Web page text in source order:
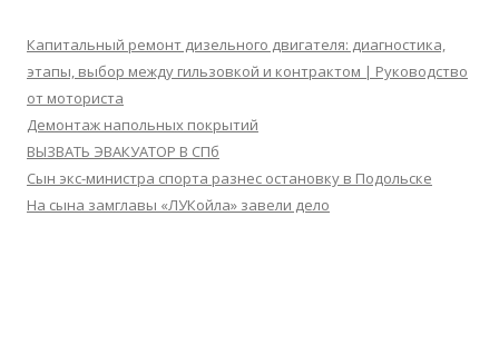
Капитальный ремонт дизельного двигателя: диагностика,
этапы, выбор между гильзовкой и контрактом | Руководство
от моториста
Демонтаж напольных покрытий
ВЫЗВАТЬ ЭВАКУАТОР В СПб
Сын экс-министра спорта разнес остановку в Подольске
На сына замглавы «ЛУКойла» завели дело